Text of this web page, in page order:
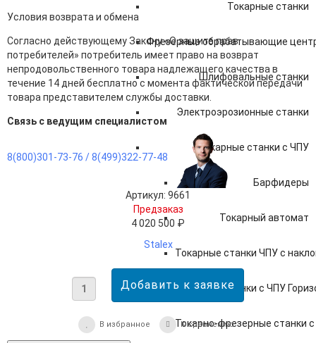
Токарные станки
Фрезерные обрабатывающие
Шлифовальные станки
Электроэрозионные станки
Токарные станки с ЧПУ
Барфидеры
Токарный автомат
Токарные станки ЧПУ c
Токарные станки с ЧПУ
Токарно-фрезерные станки
Условия возврата и обмена
Согласно действующему Закону «О защите прав
потребителей» потребитель имеет право на возврат
непродовольственного товара надлежащего качества в
течение 14 дней бесплатно с момента фактической передачи
товара представителем службы доставки.
Связь с ведущим специалистом
8(800)301-73-76 /8(499)322-77-48
Артикул: 9661
Предзаказ
4 020 500 ₽
Stalex
В избранное К сравнению